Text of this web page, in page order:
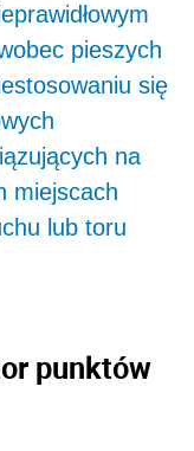
pieszych
się
na
miejscach
lub toru
punktów